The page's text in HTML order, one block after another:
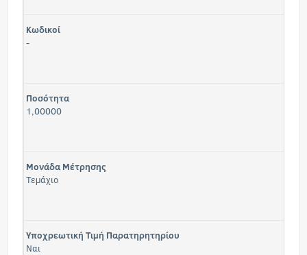
Κωδικοί
-
Ποσότητα
1,00000
Μονάδα Μέτρησης
Τεμάχιο
Υποχρεωτική Τιμή Παρατηρητηρίου
Ναι